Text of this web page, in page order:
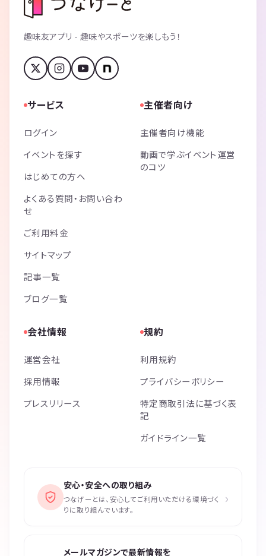
趣味友アプリ - 趣味やスポーツを楽しもう！
サービス
ログイン
イベントを探す
はじめての方へ
よくある質問・お問い合わ
せ
ご利用料金
サイトマップ
記事一覧
ブログ一覧
主催者向け
主催者向け機能
動画で学ぶイベント運営
のコツ
会社情報
運営会社
採用情報
プレスリリース
規約
利用規約
プライバシーポリシー
特定商取引法に基づく表
記
ガイドライン一覧
安心・安全への取り組み
つなげーとは、安心してご利用いただける環境づく
りに取り組んでいます。
›
メールマガジンで最新情報を